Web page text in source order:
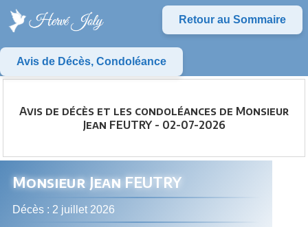
Retour au Sommaire
Avis de Décès, Condoléance
Avis de décès et les condoléances de Monsieur
Jean FEUTRY - 02-07-2026
Monsieur Jean FEUTRY
Décès : 2 juillet 2026